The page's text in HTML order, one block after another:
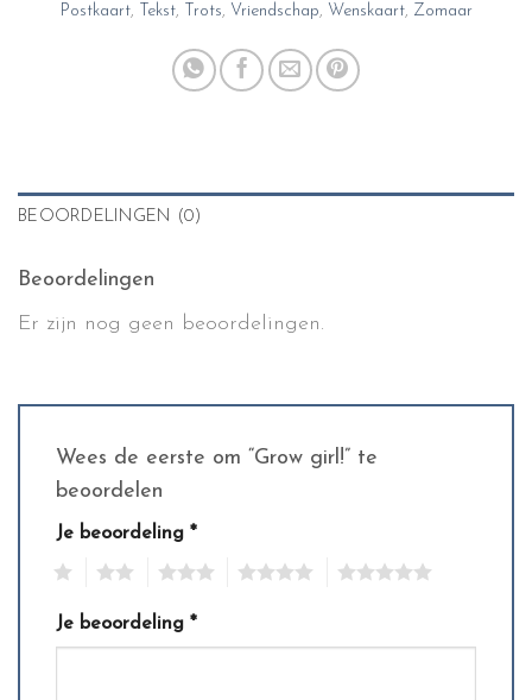
Postkaart, Tekst, Trots, Vriendschap, Wenskaart, Zomaar
BEOORDELINGEN (0)
Beoordelingen
Er zijn nog geen beoordelingen.
Wees de eerste om “Grow girl!” te
beoordelen
Je beoordeling *
Je beoordeling *